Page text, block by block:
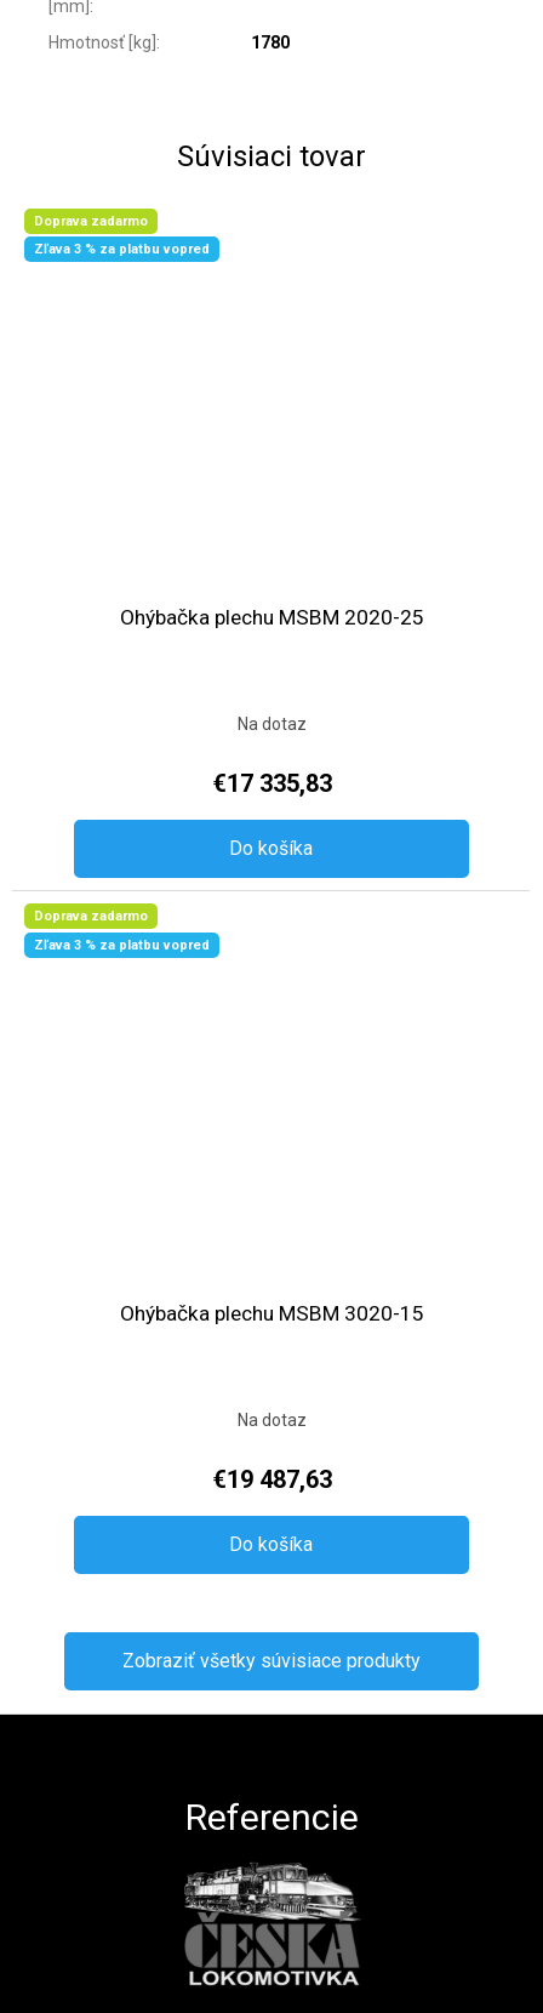
[mm] :
Hmotnosť [kg] : 1780
Súvisiaci tovar
Doprava zadarmo
Zľava 3 % za platbu vopred
Ohýbačka plechu MSBM 2020-25
Na dotaz
€17 335,83
Do košíka
Doprava zadarmo
Zľava 3 % za platbu vopred
Ohýbačka plechu MSBM 3020-15
Na dotaz
€19 487,63
Do košíka
Zobraziť všetky súvisiace produkty
Referencie